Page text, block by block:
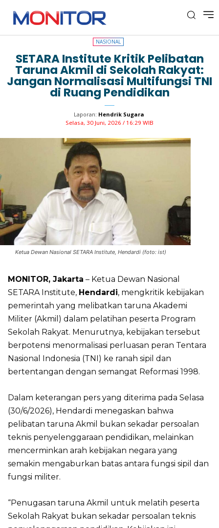
NASIONAL
NASIONAL
SETARA Institute Kritik Pelibatan
Taruna Akmil di Sekolah Rakyat:
Jangan Normalisasi Multifungsi TNI
di Ruang Pendidikan
Laporan: Hendrik Sugara
Selasa, 30 Juni, 2026 / 16:29 WIB
Ketua Dewan Nasional SETARA Institute, Hendardi (foto: ist)
MONITOR, Jakarta – Ketua Dewan Nasional
SETARA Institute, Hendardi, mengkritik kebijakan
pemerintah yang melibatkan taruna Akademi
Militer (Akmil) dalam pelatihan peserta Program
Sekolah Rakyat. Menurutnya, kebijakan tersebut
berpotensi menormalisasi perluasan peran Tentara
Nasional Indonesia (TNI) ke ranah sipil dan
bertentangan dengan semangat Reformasi 1998.
Dalam keterangan pers yang diterima pada Selasa
(30/6/2026), Hendardi menegaskan bahwa
pelibatan taruna Akmil bukan sekadar persoalan
teknis penyelenggaraan pendidikan, melainkan
mencerminkan arah kebijakan negara yang
semakin mengaburkan batas antara fungsi sipil dan
fungsi militer.
“Penugasan taruna Akmil untuk melatih peserta
Sekolah Rakyat bukan sekadar persoalan teknis